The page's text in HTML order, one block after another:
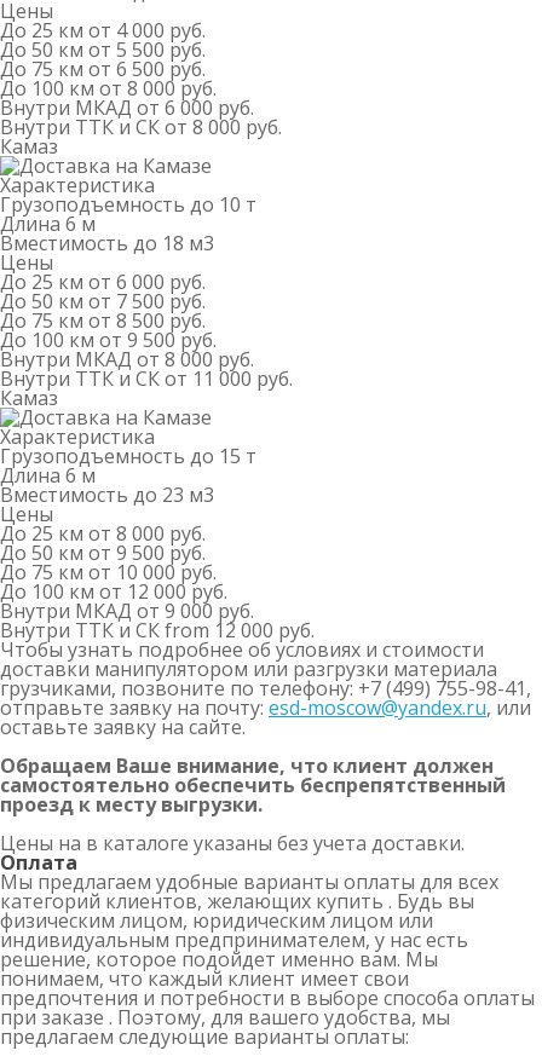
Цены
До 25 км от 4 000 руб.
До 50 км от 5 500 руб.
До 75 км от 6 500 руб.
До 100 км от 8 000 руб.
Внутри МКАД от 6 000 руб.
Внутри ТТК и СКот 8 000 руб.
Камаз
Характеристика
Грузоподъемность до 10 т
Длина 6 м
Вместимость до 18 м3
Цены
До 25 км от 6 000 руб.
До 50 км от 7 500 руб.
До 75 км от 8 500 руб.
До 100 км от 9 500 руб.
Внутри МКАД от 8 000 руб.
Внутри ТТК и СКот 11 000 руб.
Камаз
Характеристика
Грузоподъемность до 15 т
Длина 6 м
Вместимость до 23 м3
Цены
До 25 км от 8 000 руб.
До 50 км от 9 500 руб.
До 75 км от 10 000 руб.
До 100 км от 12 000 руб.
Внутри МКАД от 9 000 руб.
Внутри ТТК и СКfrom 12 000 руб.
Чтобы узнать подробнее об условиях и стоимости
доставки манипулятором или разгрузки материала
грузчиками, позвоните по телефону: +7 (499) 755-98-41,
отправьте заявку на почту: esd-moscow@yandex.ru, или
оставьте заявку на сайте.
Обращаем Ваше внимание, что клиент должен
самостоятельно обеспечить беспрепятственный
проезд к месту выгрузки.
Цены на в каталоге указаны без учета доставки.
Оплата
Мы предлагаем удобные варианты оплаты для всех
категорий клиентов, желающих купить . Будь вы
физическим лицом, юридическим лицом или
индивидуальным предпринимателем, у нас есть
решение, которое подойдет именно вам. Мы
понимаем, что каждый клиент имеет свои
предпочтения и потребности в выборе способа оплаты
при заказе . Поэтому, для вашего удобства, мы
предлагаем следующие варианты оплаты: